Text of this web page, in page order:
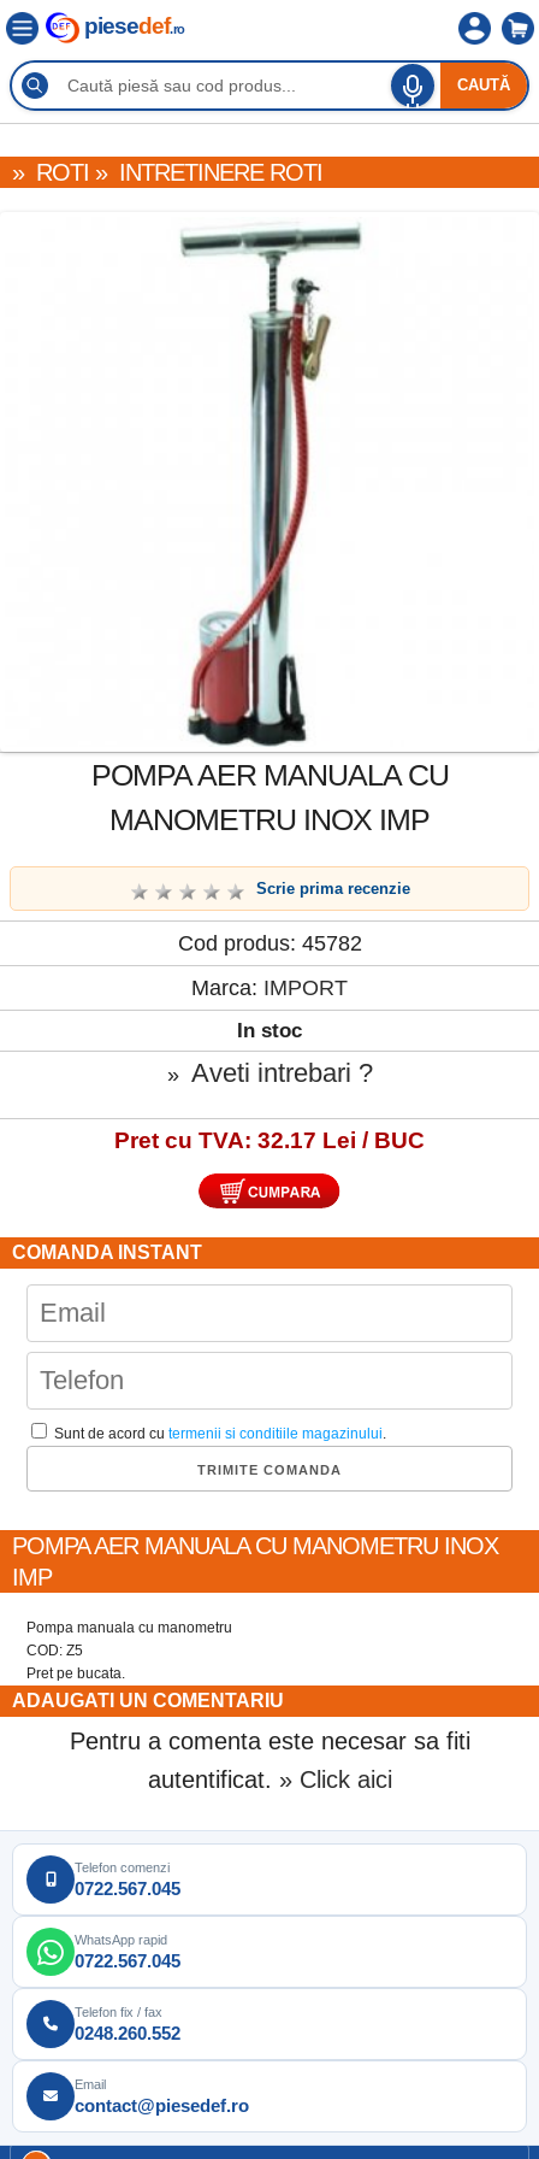
CAUTĂ
piesedef.ro
» ROTI » INTRETINERE ROTI
POMPA AER MANUALA CU
MANOMETRU INOX IMP
Scrie prima recenzie
Cod produs: 45782
Marca: IMPORT
In stoc
» Aveti intrebari ?
Pret cu TVA: 32.17 Lei / BUC
COMANDA INSTANT
Sunt de acord cutermenii si conditiile magazinului
POMPA AER MANUALA CU MANOMETRU INOX
IMP
Pompa manuala cu manometru
COD: Z5
Pret pe bucata.
ADAUGATI UN COMENTARIU
Pentru a comenta este necesar sa fiti
autentificat. » Click aici
Telefon comenzi
0722.567.045
WhatsApp rapid
0722.567.045
Telefon fix / fax
0248.260.552
Email
contact@piesedef.ro